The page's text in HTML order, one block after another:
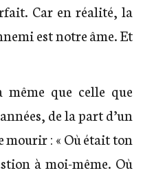
Car en réalité, la
est notre âme. Et
même que celle que
de la part d’un
mourir : « Où était ton
à moi-même. Où